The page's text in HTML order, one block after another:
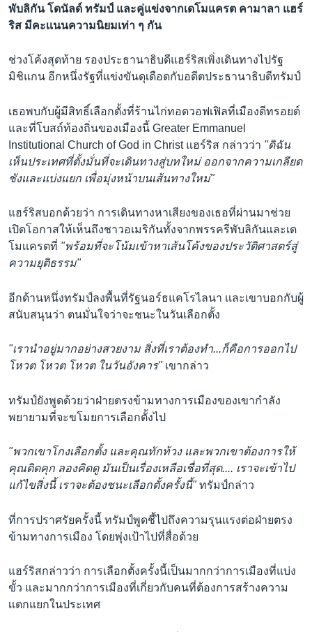
พับลิกัน โดนัลด์ ทรัมป์ และคู่แข่งจากเดโมแครต คามาลา แฮร์
ริส มีคะเเนนความนิยมเท่า ๆ กัน
ช่วงโค้งสุดท้าย รองประธานาธิบดีแฮร์ริสเพิ่งเดินทางไปรัฐ
มิชิแกน อีกหนึ่งรัฐที่เเข่งขันดุเดือดกับอดีตประธานาธิบดีทรัมป์
เธอพบกับผู้มีสิทธิ์เลือกตั้งที่ร้านไก่ทอดวอฟเฟิลที่เมืองดีทรอยต์
และที่โบสถ์ท้องถิ่นของเมืองนี้ Greater Emmanuel
Institutional Church of God in Christ แฮร์ริส กล่าวว่า "ดิฉัน
เห็นประเทศที่ตั้งมั่นที่จะเดินทางสู่บทใหม่ ออกจากความเกลียด
ชังและแบ่งแยก เพื่อมุ่งหน้าบนเส้นทางใหม่"
แฮร์ริสบอกด้วยว่า การเดินทางหาเสียงของเธอที่ผ่านมาช่วย
เปิดโอกาสให้เห็นถึงชาวอเมริกันทั้งจากพรรครีพับลิกันและเด
โมเเครตที่ "พร้อมที่จะโน้มเข้าหาเส้นโค้งของประวัติศาสตร์สู่
ความยุติธรรม"
อีกด้านหนึ่งทรัมป์ลงพื้นที่รัฐนอร์ธแคโรไลนา เเละเขาบอกกับผู้
สนับสนุนว่า ตนมั่นใจว่าจะชนะในวันเลือกตั้ง
"เรานำอยู่มากอย่างสวยงาม สิ่งที่เราต้องทำ...ก็คือการออกไป
โหวต โหวต โหวต ในวันอังคาร" เขากล่าว
ทรัมป์ยังพูดด้วยว่าฝ่ายตรงข้ามทางการเมืองของเขากำลัง
พยายามที่จะขโมยการเลือกตั้งไป
"พวกเขาโกงเลือกตั้ง และคุณทักท้วง และพวกเขาต้องการให้
คุณติดคุก ลองคิดดู มันเป็นเรื่องเหลือเชื่อที่สุด.... เราจะเข้าไป
แก้ไขสิ่งนี้ เราจะต้องชนะเลือกตั้งครั้งนี้"ทรัมป์กล่าว
ที่การปราศรัยครั้งนี้ ทรัมป์พูดชี้ไปถึงความรุนเเรงต่อฝ่ายตรง
ข้ามทางการเมือง โดยพุ่งเป้าไปที่สื่อด้วย
แฮร์ริสกล่าวว่า การเลือกตั้งครั้งนี้เป็นมากกว่าการเมืองที่แบ่ง
ขั้ว และมากกว่าการเมืองที่เกี่ยวกับคนที่ต้องการสร้างความ
เเตกแยกในประเทศ